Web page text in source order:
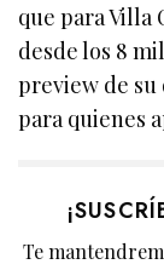
que para Villa
desde los 8
preview de su
para quienes
Te